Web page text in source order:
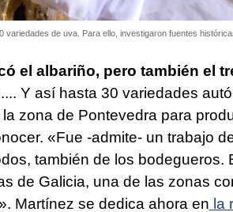
de uva. Para ello, investigaron fuentes
el albariño, pero también el
.... Y así hasta 30 variedades
zona de Pontevedra para
«Fue -admite- un trabajo
también de los bodegueros.
de Galicia, una de las zonas
Martínez se dedica ahora en la